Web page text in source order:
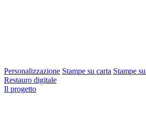
Personalizzazione Stampe su carta Stampe
Restauro digitale
Il progetto